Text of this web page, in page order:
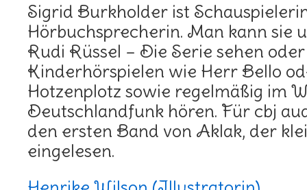
Sigrid Burkholder ist
Hörbuchsprecherin. Man kann sie
Rudi Rüssel – Die Serie sehen
Kinderhörspielen wie Herr Bello
Hotzenplotz sowie regelmäßig im
Deutschlandfunk hören. Für cbj
den ersten Band von Aklak, der
eingelesen.